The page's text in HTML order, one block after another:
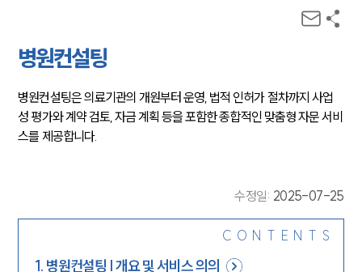
병원컨설팅
병원컨설팅은 의료기관의 개원부터 운영, 법적 인허가 절차까지 사업
성 평가와 계약 검토, 자금 계획 등을 포함한 종합적인 맞춤형 자문 서비
스를 제공합니다.
수정일: 2025-07-25
CONTENTS
1. 병원컨설팅 | 개요 및 서비스 의의